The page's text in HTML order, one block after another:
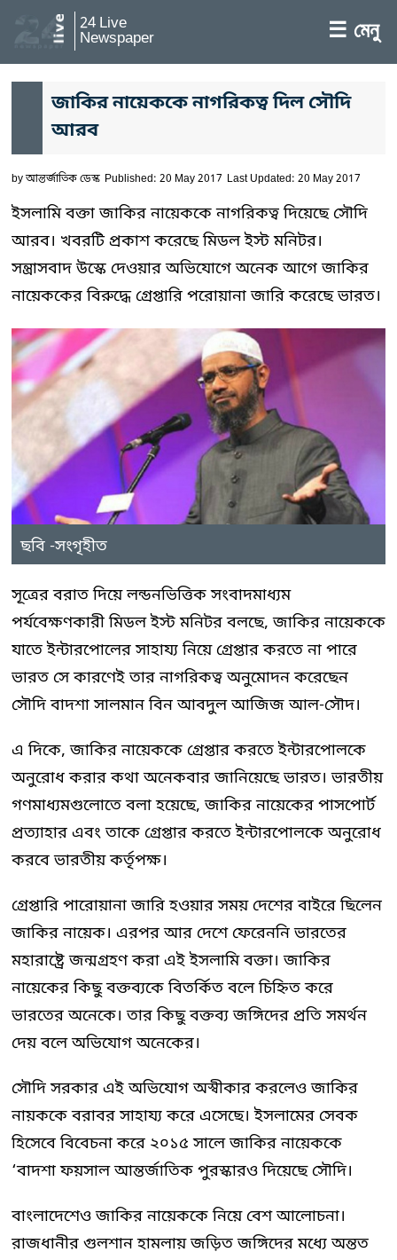
24 Live
Newspaper ☰ মেনু
জাকির নায়েককে নাগরিকত্ব দিল সৌদি
আরব
byআন্তর্জাতিক ডেস্ক Published: 20 May 2017 Last Updated: 20 May 2017
ইসলামি বক্তা জাকির নায়েককে নাগরিকত্ব দিয়েছে সৌদি
আরব। খবরটি প্রকাশ করেছে মিডল ইস্ট মনিটর।
সন্ত্রাসবাদ উস্কে দেওয়ার অভিযোগে অনেক আগে জাকির
নায়েককের বিরুদ্ধে গ্রেপ্তারি পরোয়ানা জারি করেছে ভারত।
ছবি -সংগৃহীত
সূত্রের বরাত দিয়ে লন্ডনভিত্তিক সংবাদমাধ্যম
পর্যবেক্ষণকারী মিডল ইস্ট মনিটর বলছে, জাকির নায়েককে
যাতে ইন্টারপোলের সাহায্য নিয়ে গ্রেপ্তার করতে না পারে
ভারত সে কারণেই তার নাগরিকত্ব অনুমোদন করেছেন
সৌদি বাদশা সালমান বিন আবদুল আজিজ আল-সৌদ।
এ দিকে, জাকির নায়েককে গ্রেপ্তার করতে ইন্টারপোলকে
অনুরোধ করার কথা অনেকবার জানিয়েছে ভারত। ভারতীয়
গণমাধ্যমগুলোতে বলা হয়েছে, জাকির নায়েকের পাসপোর্ট
প্রত্যাহার এবং তাকে গ্রেপ্তার করতে ইন্টারপোলকে অনুরোধ
করবে ভারতীয় কর্তৃপক্ষ।
গ্রেপ্তারি পারোয়ানা জারি হওয়ার সময় দেশের বাইরে ছিলেন
জাকির নায়েক। এরপর আর দেশে ফেরেননি ভারতের
মহারাষ্ট্রে জন্মগ্রহণ করা এই ইসলামি বক্তা। জাকির
নায়েকের কিছু বক্তব্যকে বিতর্কিত বলে চিহ্নিত করে
ভারতের অনেকে। তার কিছু বক্তব্য জঙ্গিদের প্রতি সমর্থন
দেয় বলে অভিযোগ অনেকের।
সৌদি সরকার এই অভিযোগ অস্বীকার করলেও জাকির
নায়ককে বরাবর সাহায্য করে এসেছে। ইসলামের সেবক
হিসেবে বিবেচনা করে ২০১৫ সালে জাকির নায়েককে
‘বাদশা ফয়সাল আন্তর্জাতিক পুরস্কারও দিয়েছে সৌদি।
বাংলাদেশেও জাকির নায়েককে নিয়ে বেশ আলোচনা।
রাজধানীর গুলশান হামলায় জড়িত জঙ্গিদের মধ্যে অন্তত